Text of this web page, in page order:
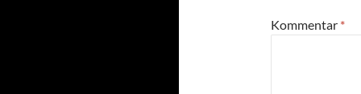
Kommentar *